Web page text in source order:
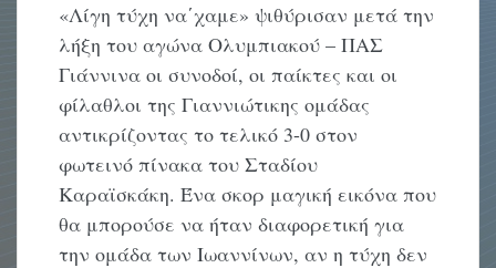
«Λίγη τύχη να΄χαμε» ψιθύρισαν μετά την
λήξη του αγώνα Ολυμπιακού – ΠΑΣ
Γιάννινα οι συνοδοί, οι παίκτες και οι
φίλαθλοι της Γιαννιώτικης ομάδας
αντικρίζοντας το τελικό 3-0 στον
φωτεινό πίνακα του Σταδίου
Καραϊσκάκη. Ένα σκορ μαγική εικόνα που
θα μπορούσε να ήταν διαφορετική για
την ομάδα των Ιωαννίνων, αν η τύχη δεν